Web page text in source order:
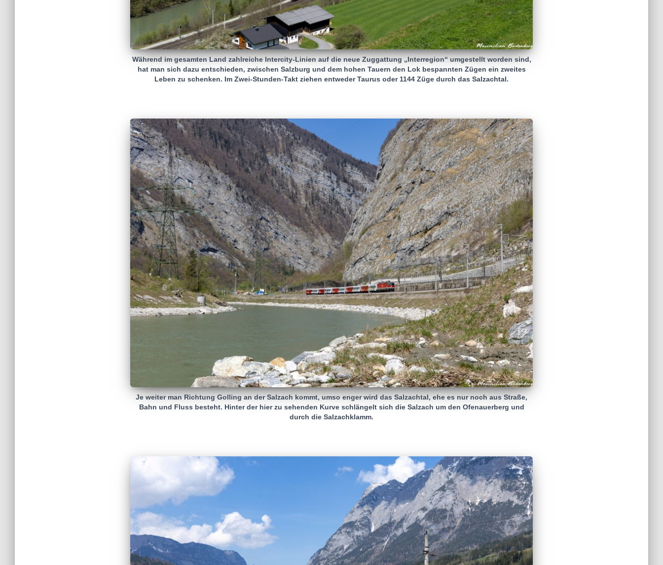
Während im gesamten Land zahlreiche Intercity-Linien auf die neue Zuggattung „Interregion“ umgestellt worden sind,
hat man sich dazu entschieden, zwischen Salzburg und dem hohen Tauern den Lok bespannten Zügen ein zweites
Leben zu schenken. Im Zwei-Stunden-Takt ziehen entweder Taurus oder 1144 Züge durch das Salzachtal.
Je weiter man Richtung Golling an der Salzach kommt, umso enger wird das Salzachtal, ehe es nur noch aus Straße,
Bahn und Fluss besteht. Hinter der hier zu sehenden Kurve schlängelt sich die Salzach um den Ofenauerberg und
durch die Salzachklamm.